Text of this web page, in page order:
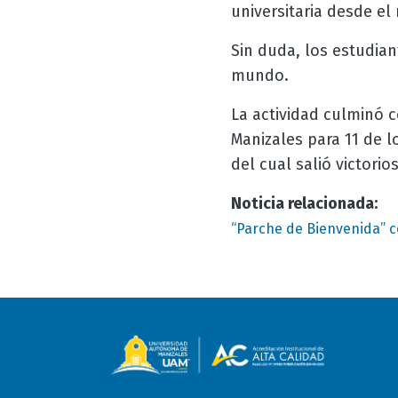
universitaria desde
Sin duda, los
mundo.
La actividad culminó
Manizales para 11 de
del cual salió
Noticia relacionada:
“Parche de